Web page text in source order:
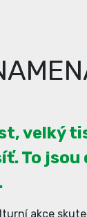
velký
To jsou
akce